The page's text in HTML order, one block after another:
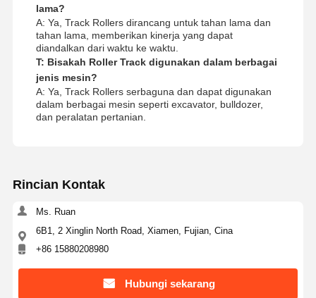
lama?
A: Ya, Track Rollers dirancang untuk tahan lama dan
tahan lama, memberikan kinerja yang dapat
diandalkan dari waktu ke waktu.
T: Bisakah Roller Track digunakan dalam berbagai
jenis mesin?
A: Ya, Track Rollers serbaguna dan dapat digunakan
dalam berbagai mesin seperti excavator, bulldozer,
dan peralatan pertanian.
Rincian Kontak
Ms. Ruan
6B1, 2 Xinglin North Road, Xiamen, Fujian, Cina
+86 15880208980
Hubungi sekarang